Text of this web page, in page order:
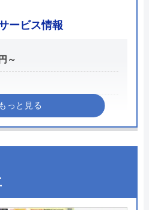
アンスイ
年1月アンスイ北陸として創
山市向新庄町4丁目14-5
ービス情報
～
分
もり無料
クレジットカード